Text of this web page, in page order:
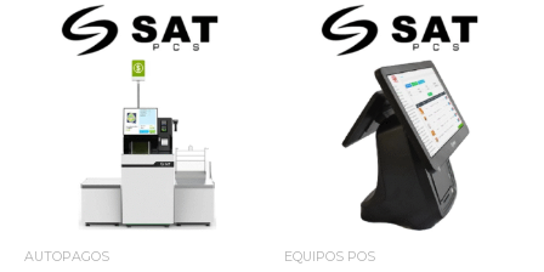
AUTOPAGOS EQUIPOS POS